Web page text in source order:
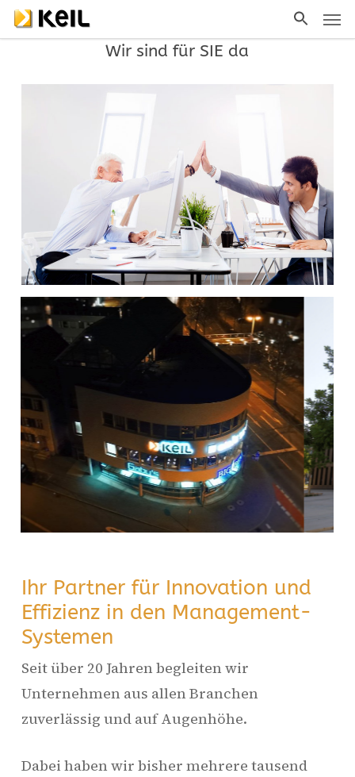
Skip
to
content
Wir sind für SIE da
Ihr Partner für Innovation und
Effizienz in den Management-
Systemen
Seit über 20 Jahren begleiten wir
Unternehmen aus allen Branchen
zuverlässig und auf Augenhöhe.
Dabei haben wir bisher mehrere tausend